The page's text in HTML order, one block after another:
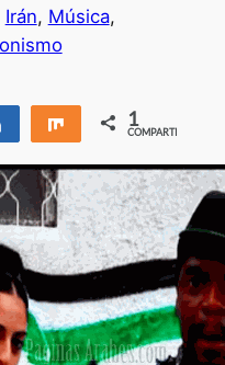
Irán, Música
Compartir Compartir
1
COMPARTIR